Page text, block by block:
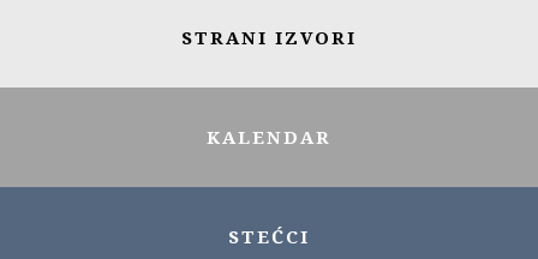
STRANI IZVORI
KALENDAR
STEĆCI